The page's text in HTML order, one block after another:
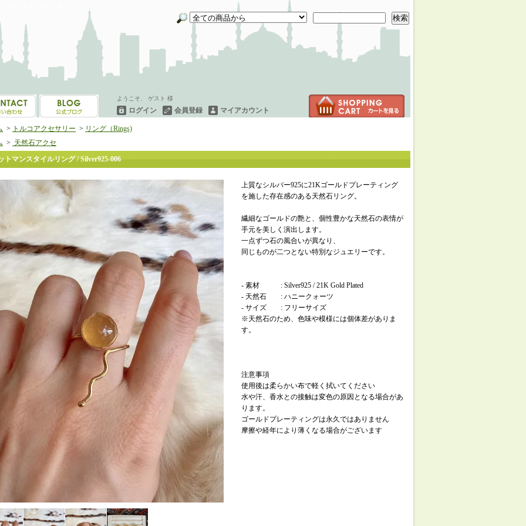
検索
ようこそ、 ゲスト 様
ログイン 会員登録 マイアカウント
> トルコアクセサリー > リング（Rings)
> 天然石アクセ
トマンスタイルリング / Silver925-006
上質なシルバー925に21Kゴールドプレーティング
を施した存在感のある天然石リング。
繊細なゴールドの艶と、個性豊かな天然石の表情が
手元を美しく演出します。
一点ずつ石の風合いが異なり、
同じものが二つとない特別なジュエリーです。
- 素材 : Silver925 / 21K Gold Plated
- 天然石 : ハニークォーツ
- サイズ : フリーサイズ
※天然石のため、色味や模様には個体差がありま
す。
注意事項
使用後は柔らかい布で軽く拭いてください
水や汗、香水との接触は変色の原因となる場合があ
ります。
ゴールドプレーティングは永久ではありません
摩擦や経年により薄くなる場合がございます